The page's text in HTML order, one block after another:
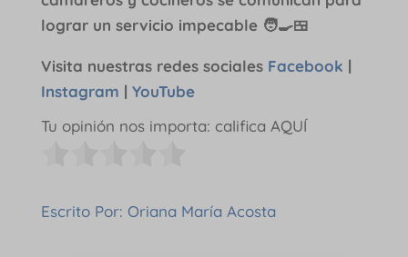
lograr un servicio impecable 🧑‍🍳🍱
Visita nuestras redes sociales Facebook |
Instagram | YouTube
Tu opinión nos importa: califica AQUÍ
Escrito Por: Oriana María Acosta